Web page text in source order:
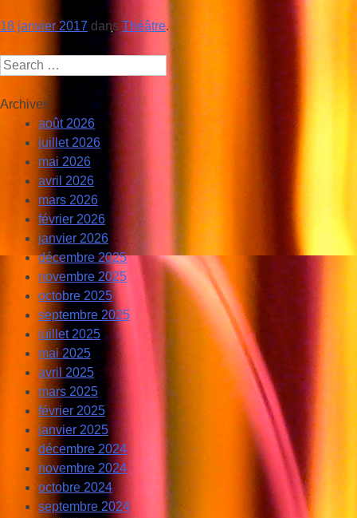
18 janvier 2017 dans Théâtre.
Search
Archives
août 2026
juillet 2026
mai 2026
avril 2026
mars 2026
février 2026
janvier 2026
décembre 2025
novembre 2025
octobre 2025
septembre 2025
juillet 2025
mai 2025
avril 2025
mars 2025
février 2025
janvier 2025
décembre 2024
novembre 2024
octobre 2024
septembre 2024